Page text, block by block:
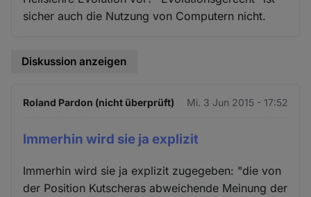
sicher auch die Nutzung von Computern nicht.
Diskussion anzeigen
Roland Pardon (nicht überprüft) Mi. 3 Jun 2015 - 17:52
Immerhin wird sie ja explizit
Immerhin wird sie ja explizit zugegeben: "die von
der Position Kutscheras abweichende Meinung der